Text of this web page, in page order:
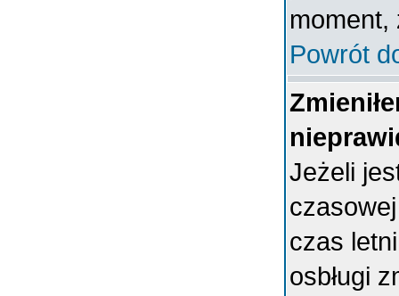
moment,
Powrót
Jeżeli
czas
osbługi